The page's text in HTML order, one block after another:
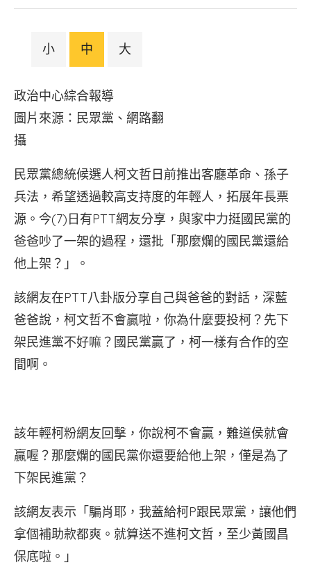
小 中 大
政治中心綜合報導
圖片來源：民眾黨、網路翻
攝
民眾黨總統候選人柯文哲日前推出客廳革命、孫子
兵法，希望透過較高支持度的年輕人，拓展年長票
源。今(7)日有PTT網友分享，與家中力挺國民黨的
爸爸吵了一架的過程，還批「那麼爛的國民黨還給
他上架？」。
該網友在PTT八卦版分享自己與爸爸的對話，深藍
爸爸說，柯文哲不會贏啦，你為什麼要投柯？先下
架民進黨不好嘛？國民黨贏了，柯一樣有合作的空
間啊。
該年輕柯粉網友回擊，你說柯不會贏，難道侯就會
贏喔？那麼爛的國民黨你還要給他上架，僅是為了
下架民進黨？
該網友表示「騙肖耶，我蓋給柯P跟民眾黨，讓他們
拿個補助款都爽。就算送不進柯文哲，至少黃國昌
保底啦。」